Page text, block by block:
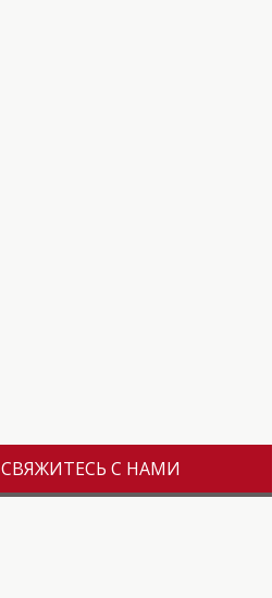
СВЯЖИТЕСЬ С НАМИ